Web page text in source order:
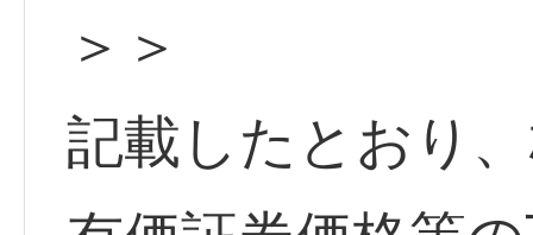
＞＞
記載したとおり